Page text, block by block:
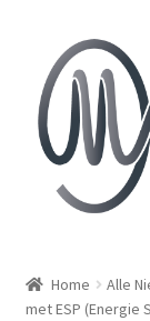
Ga door naar
Ga naar de inhoud
Home Alle
met ESP (Energie